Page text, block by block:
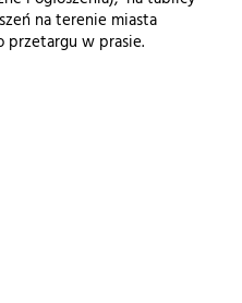
na terenie miasta
przetargu w prasie.